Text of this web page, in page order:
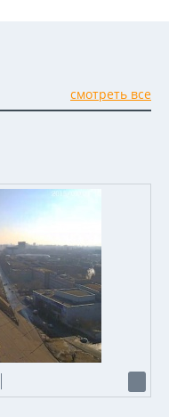
смотреть все